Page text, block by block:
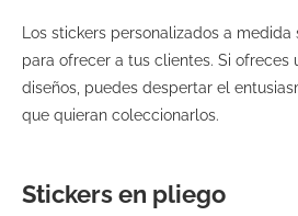
Los stickers personalizados a
para ofrecer a tus clientes. Si ofreces
diseños, puedes despertar el
que quieran coleccionarlos.
Stickers en pliego